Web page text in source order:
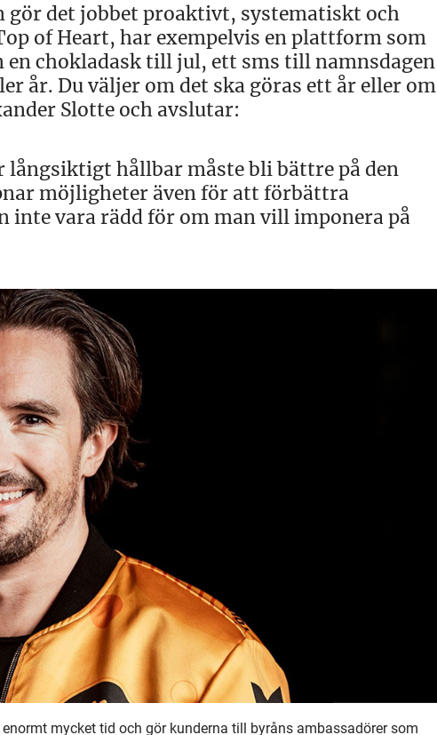
det jobbet proaktivt, systematiskt och
of Heart, har exempelvis en plattform som
chokladask till jul, ett sms till namnsdagen
år. Du väljer om det ska göras ett år eller om
Slotte och avslutar:
hållbar måste bli bättre på den
möjligheter även för att förbättra
inte vara rädd för om man vill imponera på
mycket tid och gör kunderna till byråns ambassadörer som